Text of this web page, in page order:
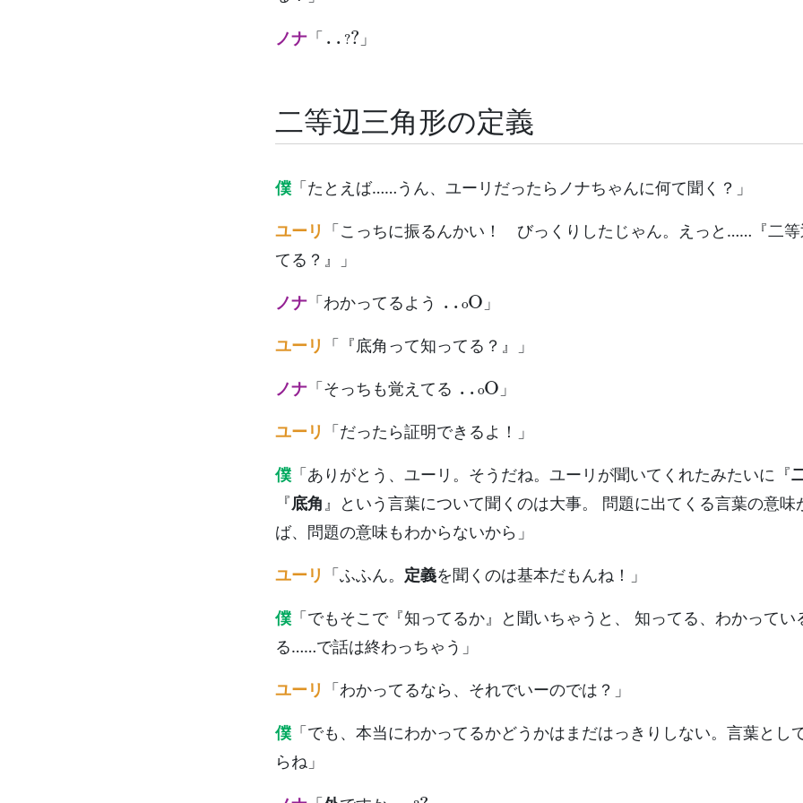
ノナ「 」
二等辺三角形の定義
僕「たとえば……うん、ユーリだったらノナちゃんに何て聞く？」
ユーリ 「こっちに振るんかい！ びっくりしたじゃん。えっと……『二
てる？』」
ノナ「わかってるよう
O
」
ユーリ 「『底角って知ってる？』」
ノナ「そっちも覚えてる
O
」
ユーリ 「だったら証明できるよ！」
僕「ありがとう、ユーリ。そうだね。ユーリが聞いてくれたみたいに『
『底角』という言葉について聞くのは大事。 問題に出てくる言葉の意味
ば、問題の意味もわからないから」
ユーリ 「ふふん。 定義を聞くのは基本だもんね！」
僕「でもそこで『知ってるか』と聞いちゃうと、 知ってる、わかってい
る……で話は終わっちゃう」
ユーリ 「わかってるなら、それでいーのでは？」
僕「でも、本当にわかってるかどうかはまだはっきりしない。言葉とし
らね」